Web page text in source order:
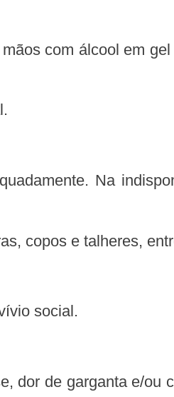
copos e talheres,
social.